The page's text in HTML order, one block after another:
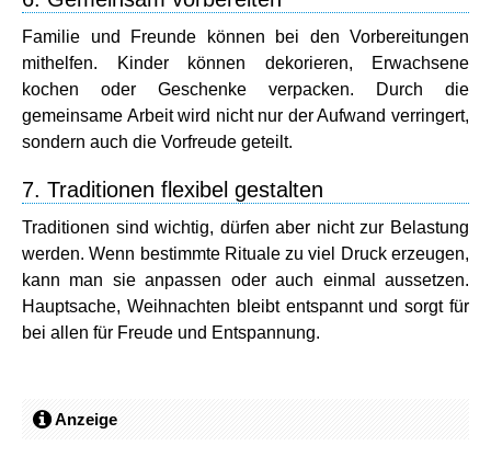
Familie und Freunde können bei den Vorbereitungen
mithelfen. Kinder können dekorieren, Erwachsene
kochen oder Geschenke verpacken. Durch die
gemeinsame Arbeit wird nicht nur der Aufwand verringert,
sondern auch die Vorfreude geteilt.
7. Traditionen flexibel gestalten
Traditionen sind wichtig, dürfen aber nicht zur Belastung
werden. Wenn bestimmte Rituale zu viel Druck erzeugen,
kann man sie anpassen oder auch einmal aussetzen.
Hauptsache, Weihnachten bleibt entspannt und sorgt für
bei allen für Freude und Entspannung.
Anzeige